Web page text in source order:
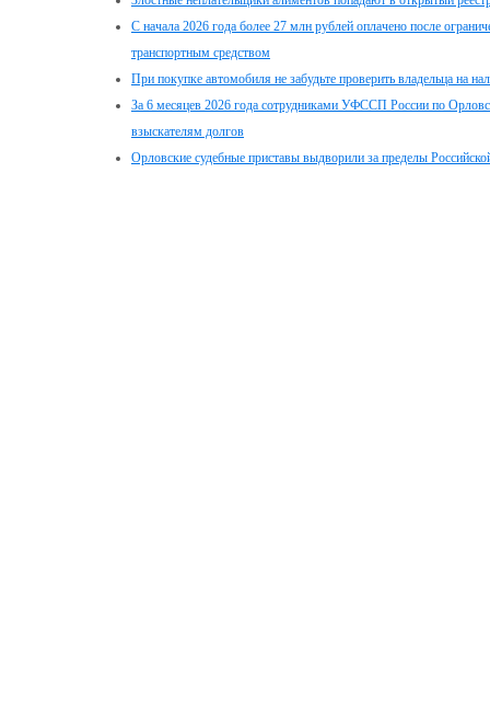
С начала 2026 года более 27 млн рублей оплачено после
транспортным средством
При покупке автомобиля не забудьте проверить владельца на
За 6 месяцев 2026 года сотрудниками УФССП России по
взыскателям долгов
Орловские судебные приставы выдворили за пределы